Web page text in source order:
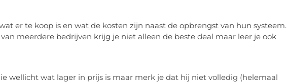
er te koop is en wat de kosten zijn naast de opbrengst van hun systeem.
meerdere bedrijven krijg je niet alleen de beste deal maar leer je ook
wellicht wat lager in prijs is maar merk je dat hij niet volledig (helemaal